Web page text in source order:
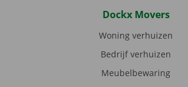
Dockx Movers
Woning verhuizen
Bedrijf verhuizen
Meubelbewaring